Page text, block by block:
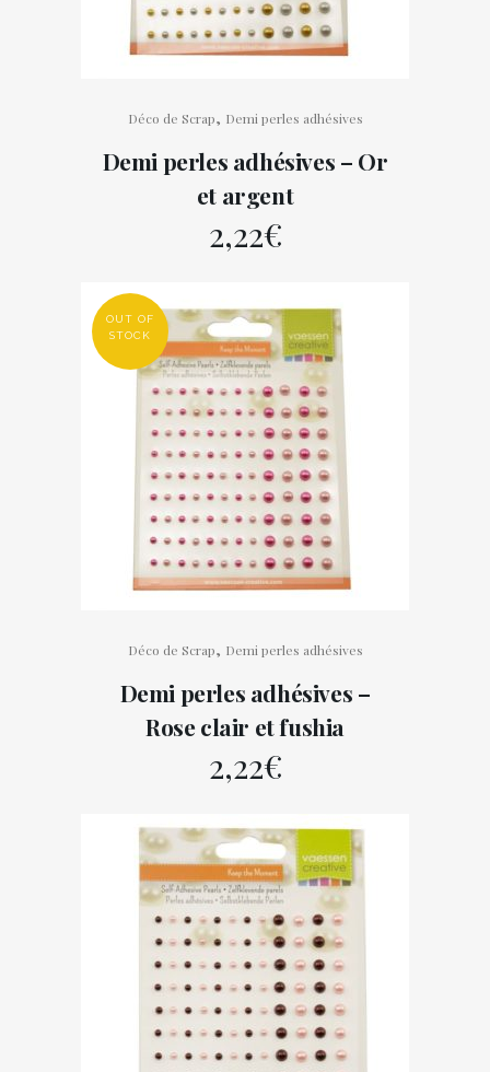
Déco de Scrap, Demi perles adhésives
Demi perles adhésives – Or
et argent
2,22€
OUT OF
STOCK
Déco de Scrap, Demi perles adhésives
Demi perles adhésives –
Rose clair et fushia
2,22€